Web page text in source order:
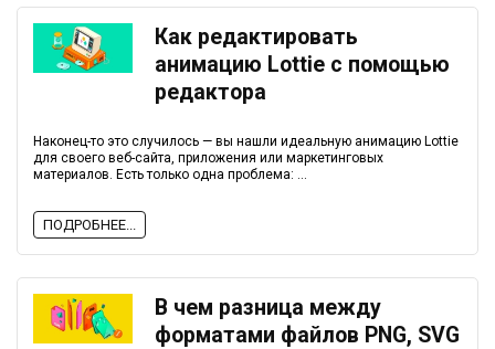
Как редактировать
анимацию Lottie с помощью
редактора
Наконец-то это случилось — вы нашли идеальную анимацию Lottie
для своего веб-сайта, приложения или маркетинговых
материалов. Есть только одна проблема: ...
ПОДРОБНЕЕ...
В чем разница между
форматами файлов PNG, SVG